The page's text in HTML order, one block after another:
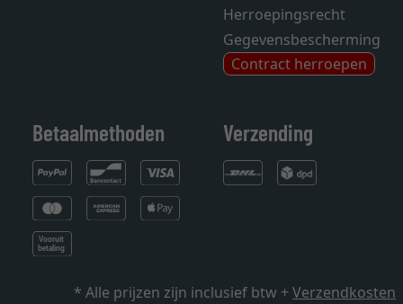
Herroepingsrecht
Gegevensbescherming
Contract herroepen
Betaalmethoden Verzending
* Alle prijzen zijn inclusief btw +Verzendkosten